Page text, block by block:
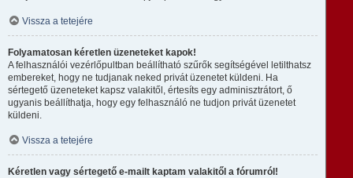
Vissza a tetejére
Folyamatosan kéretlen üzeneteket kapok!
A felhasználói vezérlőpultban beállítható szűrők segítségével letilthatsz
embereket, hogy ne tudjanak neked privát üzenetet küldeni. Ha
sértegető üzeneteket kapsz valakitől, értesíts egy adminisztrátort, ő
ugyanis beállíthatja, hogy egy felhasználó ne tudjon privát üzenetet
küldeni.
Vissza a tetejére
Kéretlen vagy sértegető e-mailt kaptam valakitől a fórumról!